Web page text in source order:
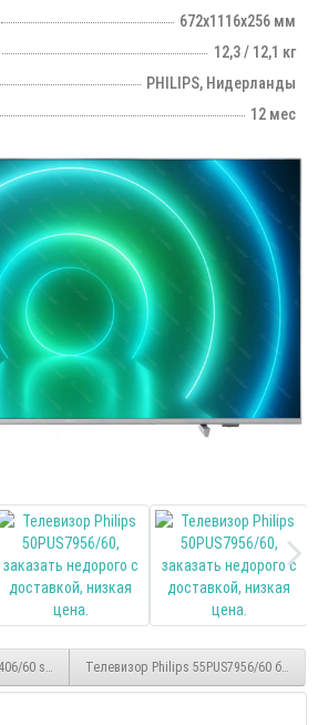
672x1116x256 мм
12,3 / 12,1 кг
PHILIPS, Нидерланды
12 мес
60 smart UHD 4K безрамочный
Телевизор Philips 55PUS7956/60